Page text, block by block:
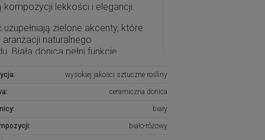
kompozycji lekkości i elegancji.
uzupełniają zielone akcenty, które
aranżacji naturalnego
Biała donica pełni funkcję
kolory kwiatów oraz
dodatków. Dzięki
został efekt eleganckiej i świeżej
ozdoby, idealnej do wnętrz o
i nowoczesnym wystroju.
wysokiej jakości sztuczne rośliny
ceramiczna donica
biały
biało-różowy